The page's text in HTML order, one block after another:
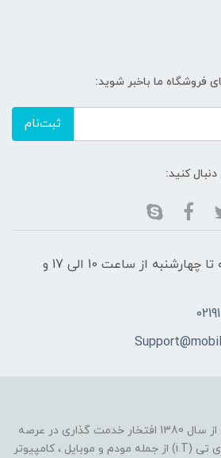
فروشگاه ما باخبر شوید:
ثبت‌نام
کنید:
زمان پاسخگویی از شنبه تا چهارشنبه از ساعت 10 الی 17 و
فروشگاه موبایل آی تی تل از سال 1380 افتخار خدمت گذاری در عرصه
تولید و توزیع محصولات آی تی (i.T) از جمله مودم و موبایل ، کامپیوتر